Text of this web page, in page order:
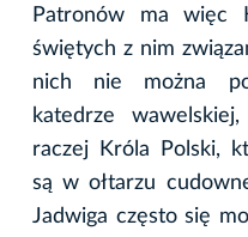
Patronów ma więc
świętych z nim
nich nie można
katedrze
raczej Króla Polski,
są w ołtarzu
Jadwiga często się